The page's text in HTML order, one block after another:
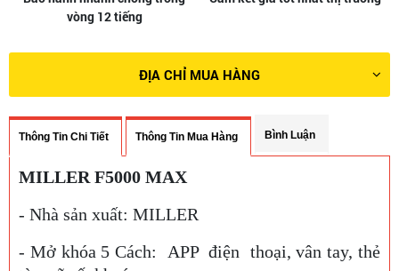
vòng 12 tiếng
ĐỊA CHỈ MUA HÀNG
Thông Tin Chi Tiết Thông Tin Mua Hàng Bình Luận
MILLER F5000 MAX
- Nhà sản xuất: MILLER
- Mở khóa 5 Cách:
APP điện thoại, vân tay, thẻ